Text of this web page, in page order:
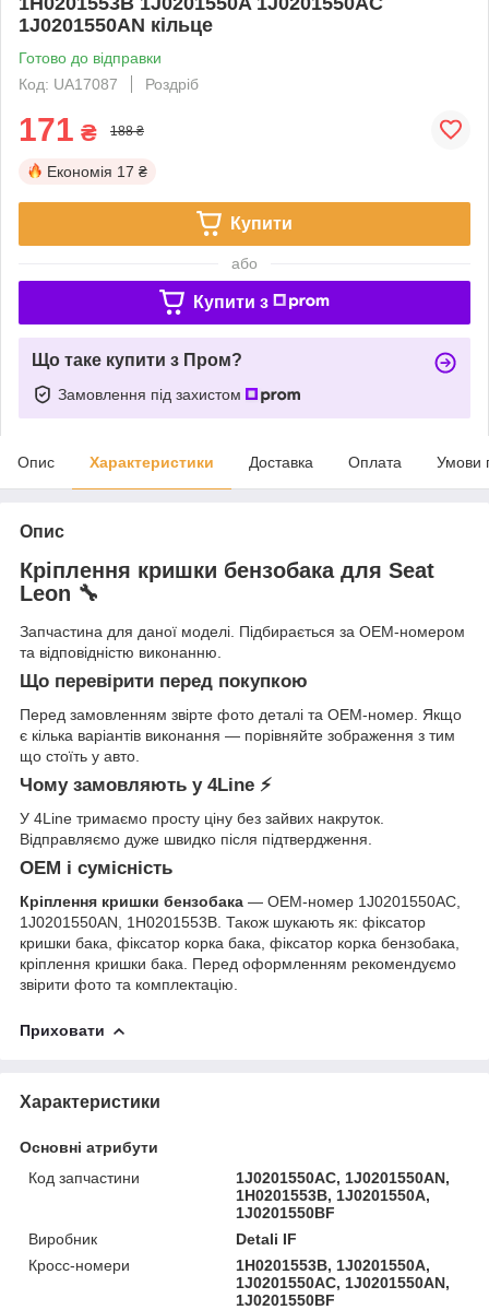
1J0201550AN кільце
Готово до відправки
Код: UA17087
Роздріб
171 ₴ 188 ₴
Економія 17 ₴
Купити
або
Купити з
Що таке купити з Пром?
Замовлення під захистом
Опис Характеристики Доставка Оплата Умови
Опис
Кріплення кришки бензобака для Seat
Leon 🔧
Запчастина для даної моделі. Підбирається за OEM-номером
та відповідністю виконанню.
Що перевірити перед покупкою
Перед замовленням звірте фото деталі та OEM-номер. Якщо
є кілька варіантів виконання — порівняйте зображення з тим
що стоїть у авто.
Чому замовляють у 4Line ⚡
У 4Line тримаємо просту ціну без зайвих накруток.
Відправляємо дуже швидко після підтвердження.
OEM і сумісність
Кріплення кришки бензобака — OEM-номер 1J0201550AC,
1J0201550AN, 1H0201553B. Також шукають як: фіксатор
кришки бака, фіксатор корка бака, фіксатор корка бензобака,
кріплення кришки бака. Перед оформленням рекомендуємо
звірити фото та комплектацію.
Приховати
Характеристики
Основні атрибути
Код запчастини
1J0201550AC, 1J0201550AN,
1H0201553B, 1J0201550A,
1J0201550BF
Виробник
Detali IF
Кросс-номери
1H0201553B, 1J0201550A,
1J0201550AC, 1J0201550AN,
1J0201550BF